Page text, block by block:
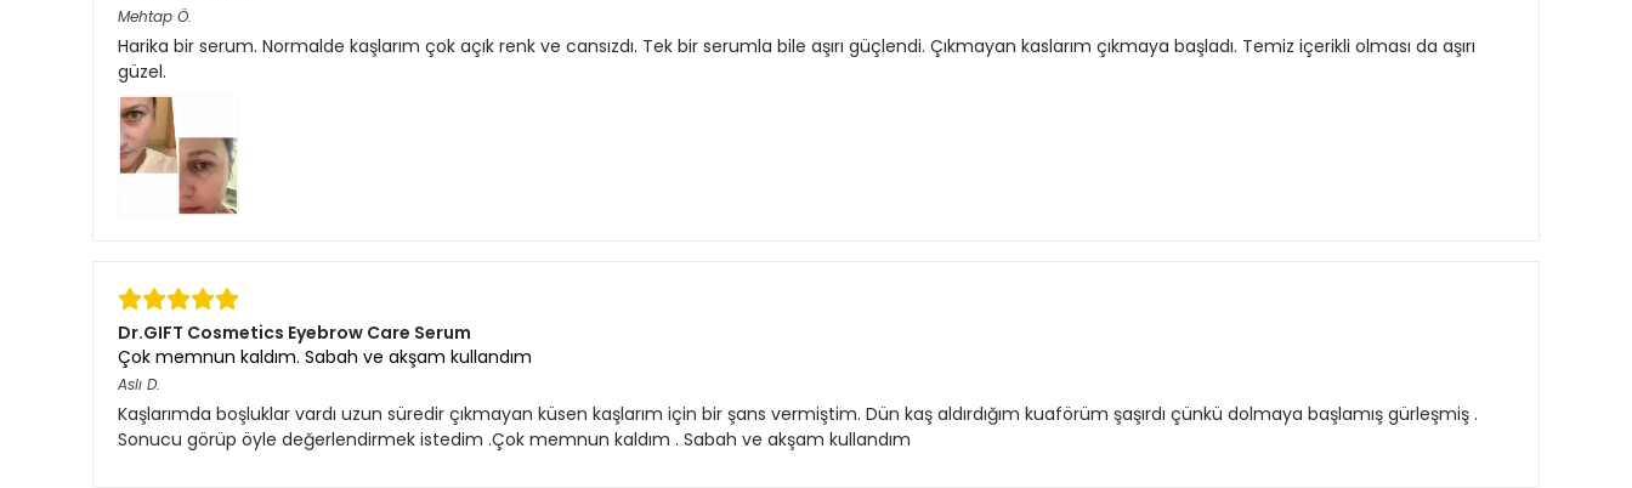
Mehtap Ö.
Harika bir serum. Normalde kaşlarım çok açık renk ve cansızdı. Tek bir serumla bile aşırı güçlendi. Çıkmayan kaslarım çıkmaya başladı. Temiz içerikli olması da aşırı
güzel.
Dr.GIFT Cosmetics Eyebrow Care Serum
Çok memnun kaldım. Sabah ve akşam kullandım
Aslı D.
Kaşlarımda boşluklar vardı uzun süredir çıkmayan küsen kaşlarım için bir şans vermiştim. Dün kaş aldırdığım kuaförüm şaşırdı çünkü dolmaya başlamış gürleşmiş .
Sonucu görüp öyle değerlendirmek istedim .Çok memnun kaldım . Sabah ve akşam kullandım